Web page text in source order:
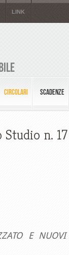
LINK
CIRCOLARI SCADENZE
n.
E